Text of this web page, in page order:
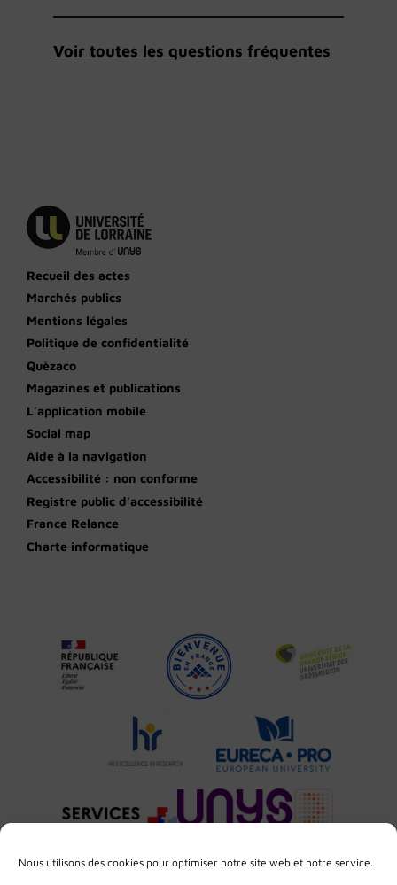
Nous utilisons des cookies pour optimiser notre site web et notre service.
Voir toutes les questions fréquentes
Recueil des actes
Marchés publics
Mentions légales
Politique de confidentialité
Quèzaco
Magazines et publications
L’application mobile
Social map
Aide à la navigation
Accessibilité : non conforme
Registre public d’accessibilité
France Relance
Charte informatique